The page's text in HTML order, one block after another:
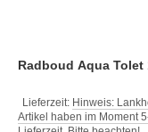
Radboud Aqua Tolet
Lieferzeit: Hinweis:
Artikel haben im Moment